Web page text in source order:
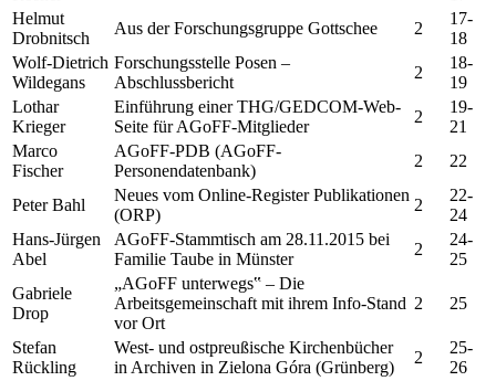
Helmut
Drobnitsch
Aus der Forschungsgruppe Gottschee 2
17-
18
Wolf-Dietrich
Wildegans
Forschungsstelle Posen –
Abschlussbericht
2
18-
19
Lothar
Krieger
Einführung einer THG/GEDCOM-Web-
Seite für AGoFF-Mitglieder
2
19-
21
Marco
Fischer
AGoFF-PDB (AGoFF-
Personendatenbank)
2 22
Peter Bahl
Neues vom Online-Register Publikationen
(ORP)
2
22-
24
Hans-Jürgen
Abel
AGoFF-Stammtisch am 28.11.2015 bei
Familie Taube in Münster
2
24-
25
Gabriele
Drop
„AGoFF unterwegs‟ – Die
Arbeitsgemeinschaft mit ihrem Info-Stand
vor Ort
2 25
Stefan
Rückling
West- und ostpreußische Kirchenbücher
in Archiven in Zielona Góra (Grünberg)
2
25-
26